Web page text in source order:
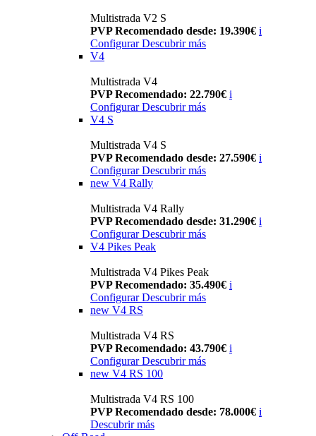
Multistrada V2 S
PVP Recomendado desde: 19.390€ i
Configurar Descubrir más
V4
Multistrada V4
PVP Recomendado: 22.790€ i
Configurar Descubrir más
V4 S
Multistrada V4 S
PVP Recomendado desde: 27.590€ i
Configurar Descubrir más
new V4 Rally
Multistrada V4 Rally
PVP Recomendado desde: 31.290€ i
Configurar Descubrir más
V4 Pikes Peak
Multistrada V4 Pikes Peak
PVP Recomendado: 35.490€ i
Configurar Descubrir más
new V4 RS
Multistrada V4 RS
PVP Recomendado: 43.790€ i
ConfigurarDescubrir más
new V4 RS 100
Multistrada V4 RS 100
PVP Recomendado desde: 78.000€ i
Descubrir más